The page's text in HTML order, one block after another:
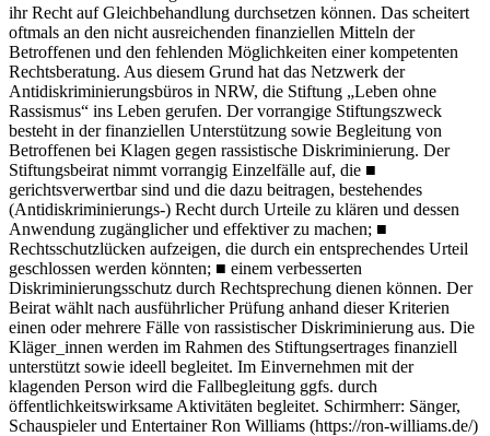
ihr Recht auf Gleichbehandlung durchsetzen können. Das scheitert
oftmals an den nicht ausreichenden finanziellen Mitteln der
Betroffenen und den fehlenden Möglichkeiten einer kompetenten
Rechtsberatung. Aus diesem Grund hat das Netzwerk der
Antidiskriminierungsbüros in NRW, die Stiftung „Leben ohne
Rassismus“ ins Leben gerufen. Der vorrangige Stiftungszweck
besteht in der finanziellen Unterstützung sowie Begleitung von
Betroffenen bei Klagen gegen rassistische Diskriminierung. Der
Stiftungsbeirat nimmt vorrangig Einzelfälle auf, die ■
gerichtsverwertbar sind und die dazu beitragen, bestehendes
(Antidiskriminierungs-) Recht durch Urteile zu klären und dessen
Anwendung zugänglicher und effektiver zu machen; ■
Rechtsschutzlücken aufzeigen, die durch ein entsprechendes Urteil
geschlossen werden könnten; ■ einem verbesserten
Diskriminierungsschutz durch Rechtsprechung dienen können. Der
Beirat wählt nach ausführlicher Prüfung anhand dieser Kriterien
einen oder mehrere Fälle von rassistischer Diskriminierung aus. Die
Kläger_innen werden im Rahmen des Stiftungsertrages finanziell
unterstützt sowie ideell begleitet. Im Einvernehmen mit der
klagenden Person wird die Fallbegleitung ggfs. durch
öffentlichkeitswirksame Aktivitäten begleitet. Schirmherr: Sänger,
Schauspieler und Entertainer Ron Williams (https://ron-williams.de/)